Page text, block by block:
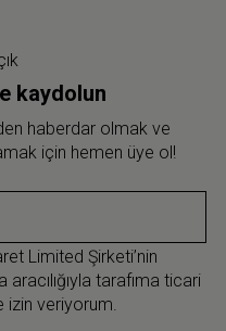
kaydolun
haberdar olmak ve
için hemen üye ol!
Limited Şirketi’nin
tarafıma ticari
izin veriyorum.